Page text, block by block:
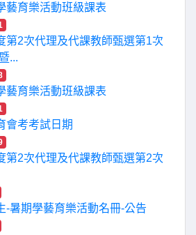
藝育樂活動班級課表
第2次代理及代課教師甄選第1次
...
藝育樂活動班級課表
會考考試日期
第2次代理及代課教師甄選第2次
-暑期學藝育樂活動名冊-公告